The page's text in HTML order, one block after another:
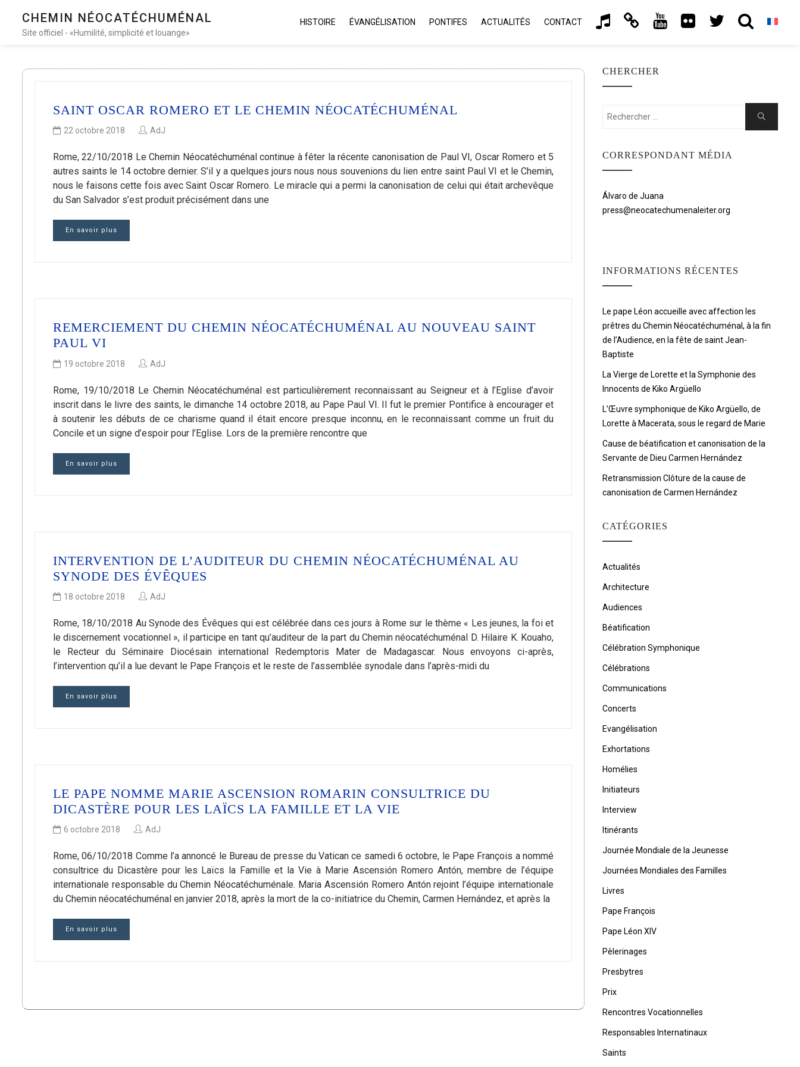
CHEMIN NÉOCATÉCHUMÉNAL
Site officiel - «Humilité, simplicité et louange»
HISTOIRE ÉVANGÉLISATION PONTIFES ACTUALITÉS CONTACT
SAINT OSCAR ROMERO ET LE CHEMIN NÉOCATÉCHUMÉNAL
22 octobre 2018 AdJ
Rome, 22/10/2018 Le Chemin Néocatéchuménal continue à fêter la récente canonisation de Paul VI, Oscar Romero et 5
autres saints le 14 octobre dernier. S’il y a quelques jours nous nous souvenions du lien entre saint Paul VI et le Chemin,
nous le faisons cette fois avec Saint Oscar Romero. Le miracle qui a permi la canonisation de celui qui était archevêque
du San Salvador s’est produit précisément dans une
En savoir plus
REMERCIEMENT DU CHEMIN NÉOCATÉCHUMÉNAL AU NOUVEAU SAINT
PAUL VI
19 octobre 2018 AdJ
Rome, 19/10/2018 Le Chemin Néocatéchuménal est particulièrement reconnaissant au Seigneur et à l’Eglise d’avoir
inscrit dans le livre des saints, le dimanche 14 octobre 2018, au Pape Paul VI. Il fut le premier Pontifice à encourager et
à soutenir les débuts de ce charisme quand il était encore presque inconnu, en le reconnaissant comme un fruit du
Concile et un signe d’espoir pour l’Eglise. Lors de la première rencontre que
En savoir plus
INTERVENTION DE L’AUDITEUR DU CHEMIN NÉOCATÉCHUMÉNAL AU
SYNODE DES ÉVÊQUES
18 octobre 2018 AdJ
Rome, 18/10/2018 Au Synode des Évêques qui est célébrée dans ces jours à Rome sur le thème « Les jeunes, la foi et
le discernement vocationnel », il participe en tant qu’auditeur de la part du Chemin néocatéchuménal D. Hilaire K. Kouaho,
le Recteur du Séminaire Diocésain international Redemptoris Mater de Madagascar. Nous envoyons ci-après,
l’intervention qu’il a lue devant le Pape François et le reste de l’assemblée synodale dans l’après-midi du
En savoir plus
LE PAPE NOMME MARIE ASCENSION ROMARIN CONSULTRICE DU
DICASTÈRE POUR LES LAÏCS LA FAMILLE ET LA VIE
6 octobre 2018 AdJ
Rome, 06/10/2018 Comme l’a annoncé le Bureau de presse du Vatican ce samedi 6 octobre, le Pape François a nommé
consultrice du Dicastère pour les Laïcs la Famille et la Vie à Marie Ascensión Romero Antón, membre de l’équipe
internationale responsable du Chemin Néocatéchuménale. Maria Ascensión Romero Antón rejoint l’équipe internationale
du Chemin néocatéchuménal en janvier 2018, après la mort de la co-initiatrice du Chemin, Carmen Hernández, et après la
En savoir plus
CHERCHER
Rechercher:
Chercher
CORRESPONDANT MÉDIA
Álvaro de Juana
press@neocatechumenaleiter.org
INFORMATIONS RÉCENTES
Le pape Léon accueille avec affection les
prêtres du Chemin Néocatéchuménal, à la fin
de l’Audience, en la fête de saint Jean-
Baptiste
La Vierge de Lorette et la Symphonie des
Innocents de Kiko Argüello
L’Œuvre symphonique de Kiko Argüello, de
Lorette à Macerata, sous le regard de Marie
Cause de béatification et canonisation de la
Servante de Dieu Carmen Hernández
Retransmission Clôture de la cause de
canonisation de Carmen Hernández
CATÉGORIES
Actualités
Architecture
Audiences
Béatification
Célébration Symphonique
Célébrations
Communications
Concerts
Evangélisation
Exhortations
Homélies
Initiateurs
Interview
Itinérants
Journée Mondiale de la Jeunesse
Journées Mondiales des Familles
Livres
Pape François
Pape Léon XIV
Pèlerinages
Presbytres
Prix
Rencontres Vocationnelles
Responsables Internatinaux
Saints